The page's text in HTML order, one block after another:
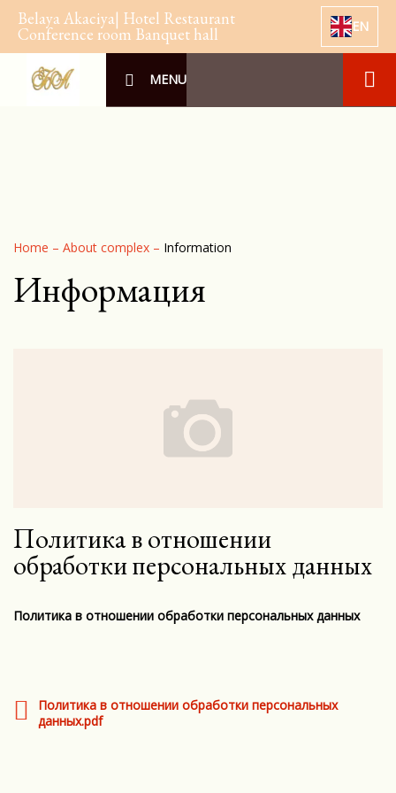
Belaya Akaciya| Hotel Restaurant
Conference room Banquet hall EN
MENU
Home – About complex – Information
Информация
Политика в отношении
обработки персональных данных
Политика в отношении обработки персональных данных
Политика в отношении обработки персональных
данных.pdf